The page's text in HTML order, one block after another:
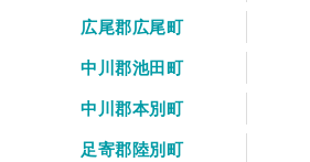
広尾郡広尾町
中川郡池田町
中川郡本別町
足寄郡陸別町